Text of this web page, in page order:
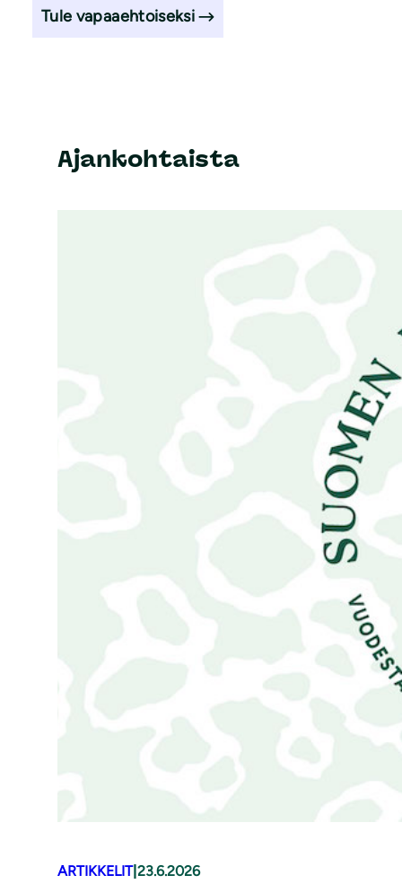
Tule vapaaehtoiseksi
Ajankohtaista
ARTIKKELIT| 23.6.2026